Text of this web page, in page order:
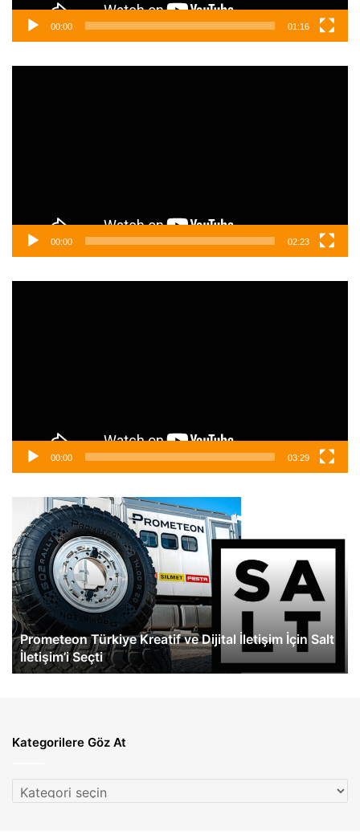
00:00 01:16
00:00 02:23
00:00 03:29
Prometeon
Türkiye
Kreatif
ve
Dijital
İletişim
İçin
Salt
İletişim’i
Seçti
Prometeon Türkiye Kreatif ve Dijital İletişim İçin Salt
İletişim’i Seçti
Kategorilere Göz At
Kategorilere
Göz